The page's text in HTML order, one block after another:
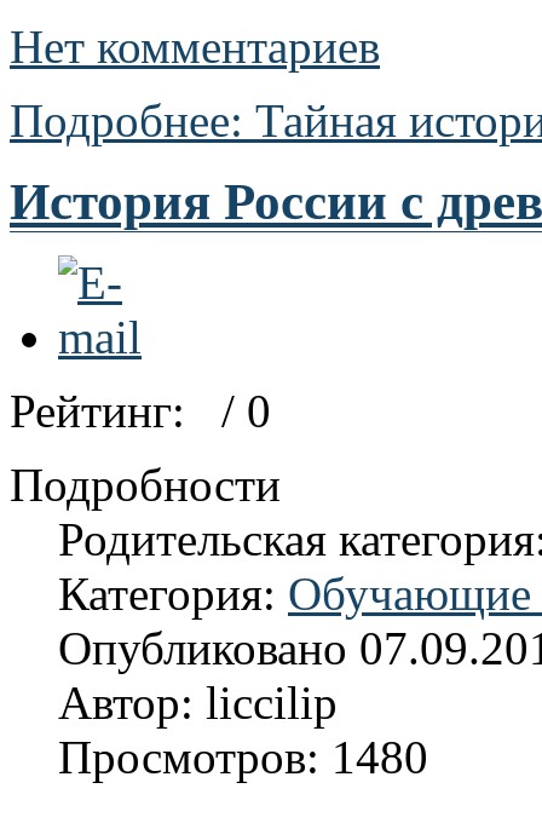
Нет комментариев
Подробнее: Тайная
История России с
Рейтинг:
/ 0
Подробности
Родительская
Категория: Обучающие
Опубликовано
Автор: liccilip
Просмотров: 1480